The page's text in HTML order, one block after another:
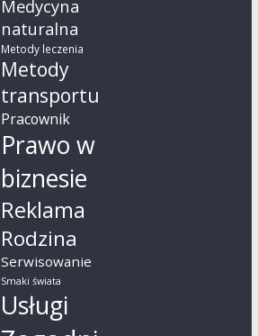
Medycyna
naturalna
Metody leczenia
Metody
transportu
Pracownik
Prawo w
biznesie
Reklama
Rodzina
Serwisowanie
Smaki świata
Usługi